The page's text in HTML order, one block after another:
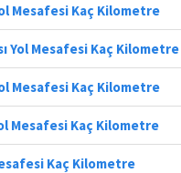
Mesafesi Kaç Kilometre
Yol Mesafesi Kaç Kilometre
Mesafesi Kaç Kilometre
Mesafesi Kaç Kilometre
Kaç Kilometre